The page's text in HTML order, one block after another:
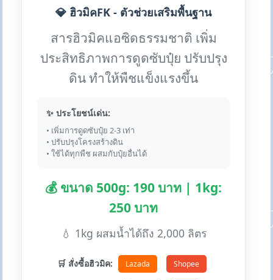
💎 ฮิวมิคFK - ตัวช่วยเสริมพื้นฐาน
สารฮิวมิคแอซิดธรรมชาติ เพิ่ม
ประสิทธิภาพการดูดซับปุ๋ย ปรับปรุง
ดิน ทำให้พืชแข็งแรงขึ้น
✨ ประโยชน์เด่น:
• เพิ่มการดูดซับปุ๋ย 2-3 เท่า
• ปรับปรุงโครงสร้างดิน
• ใช้ได้ทุกพืช ผสมกับปุ๋ยอื่นได้
💰 ขนาด 500g: 190 บาท | 1kg:
250 บาท
💧 1kg ผสมน้ำได้ถึง 2,000 ลิตร
🛒 สั่งซื้อฮิวมิค: Lazada Shopee